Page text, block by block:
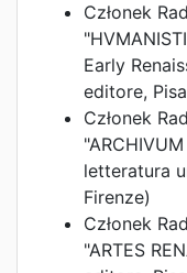
Członek
Early
editore,
Członek
letteratura
Firenze)
Członek
"ARTES